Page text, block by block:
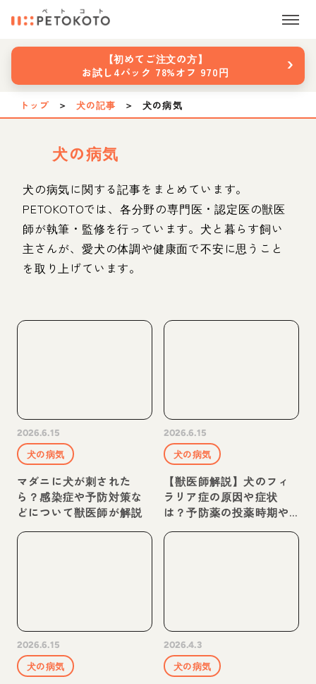
【初めてご注文の方】
お試し4パック 78%オフ 970円
›
トップ ＞ 犬の記事 ＞ 犬の病気
犬の病気
犬の病気に関する記事をまとめています。
PETOKOTOでは、各分野の専門医・認定医の獣医
師が執筆・監修を行っています。犬と暮らす飼い
主さんが、愛犬の体調や健康面で不安に思うこと
を取り上げています。
2026.6.15
犬の病気
マダニに犬が刺された
ら？感染症や予防対策な
どについて獣医師が解説
2026.6.15
犬の病気
【獣医師解説】犬のフィ
ラリア症の原因や症状
は？予防薬の投薬時期や
検査・治療方法など
2026.6.15
犬の病気
2026.4.3
犬の病気